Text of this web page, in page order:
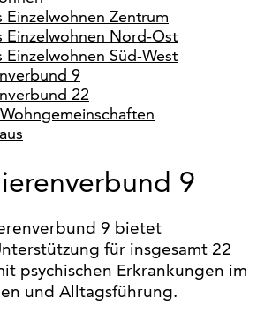
Einzelwohnen Zentrum
Einzelwohnen Nord-Ost
Einzelwohnen Süd-West
9
22
9
9 bietet
für insgesamt 22
psychischen Erkrankungen im
und Alltagsführung.